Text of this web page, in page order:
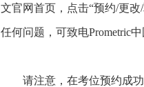
文官网首页，点击“预约/更
任何问题，可致电Prometric
请注意，在考位预约成